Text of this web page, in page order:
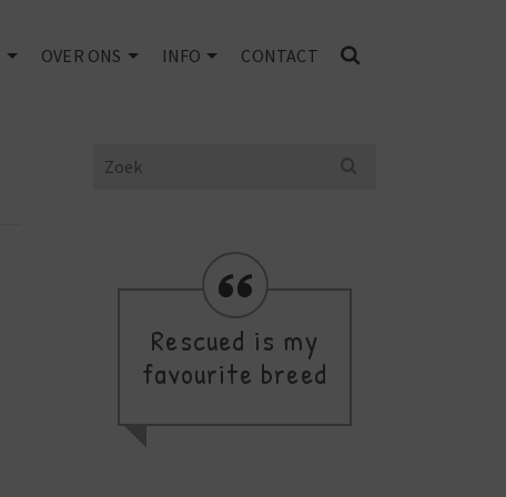
OVER ONS INFO CONTACT
Search
Rescued is my
favourite breed